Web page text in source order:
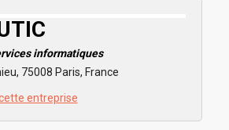
informatiques
75008 Paris, France
entreprise